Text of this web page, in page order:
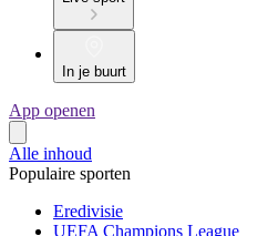
In je buurt
App openen
Alle inhoud
Populaire sporten
Eredivisie
UEFA Champions League